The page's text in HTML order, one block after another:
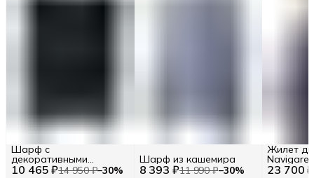
10 465 ₽14 950 ₽−30%
Шарф с
декоративными
элементами TWINSET 8 393 ₽11 990 ₽−30%
Шарф из кашемира
23 700 ₽
Жилет
Navigare